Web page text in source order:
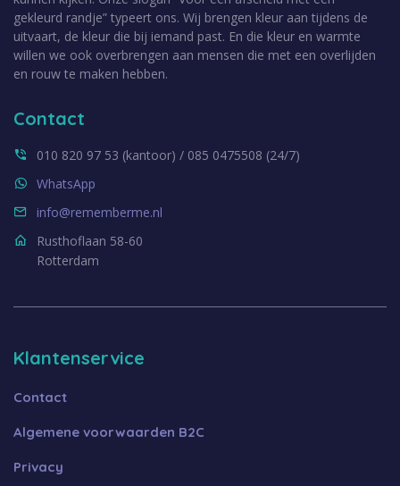
Contact
010 820 97 53 (kantoor) / 085 0475508 (24/7)
WhatsApp
info@rememberme.nl
Rusthoflaan 58-60
Rotterdam
gekleurd randje” typeert ons. Wij brengen kleur aan tijdens de
uitvaart, de kleur die bij iemand past. En die kleur en warmte
willen we ook overbrengen aan mensen die met een overlijden
en rouw te maken hebben.
Klantenservice
Contact
Algemene voorwaarden B2C
Privacy